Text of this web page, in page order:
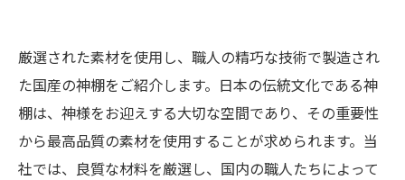
厳選された素材を使用し、職人の精巧な技術で製造され
た国産の神棚をご紹介します。日本の伝統文化である神
棚は、神様をお迎えする大切な空間であり、その重要性
から最高品質の素材を使用することが求められます。当
社では、良質な材料を厳選し、国内の職人たちによって